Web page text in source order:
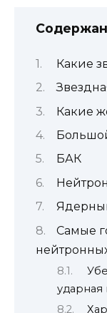
Какие
Какие
БАК
Самые
ударная